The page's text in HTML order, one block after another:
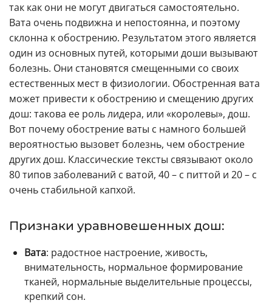
так как они не могут двигаться самостоятельно.
Вата очень подвижна и непостоянна, и поэтому
склонна к обострению. Результатом этого является
один из основных путей, которыми доши вызывают
болезнь. Они становятся смещенными со своих
естественных мест в физиологии. Обостренная вата
может привести к обострению и смещению других
дош: такова ее роль лидера, или «королевы», дош.
Вот почему обострение ваты с намного большей
вероятностью вызовет болезнь, чем обострение
других дош. Классические тексты связывают около
80 типов заболеваний с ватой, 40 – с питтой и 20 – с
очень стабильной капхой.
Признаки уравновешенных дош:
Вата: радостное настроение, живость,
внимательность, нормальное формирование
тканей, нормальные выделительные процессы,
крепкий сон.